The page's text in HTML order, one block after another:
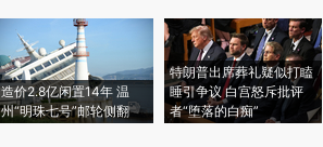
造价2.8亿闲置14年 温
州“明珠七号”邮轮侧翻
特朗普出席葬礼疑似打瞌
睡引争议 白宫怒斥批评
者“堕落的白痴”